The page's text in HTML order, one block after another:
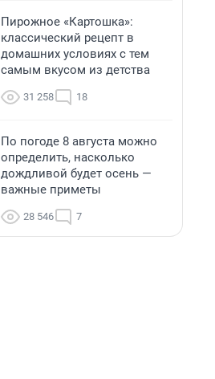
Пирожное «Картошка»:
классический рецепт в
домашних условиях с тем
самым вкусом из детства
31 258 18
По погоде 8 августа можно
определить, насколько
дождливой будет осень —
важные приметы
28 546 7